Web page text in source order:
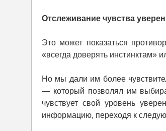
Отслеживание чувства
Это может показаться
«всегда доверять инстинктам»
Но мы дали им более
— который позволял им
чувствует свой уровень
информацию, переходя к